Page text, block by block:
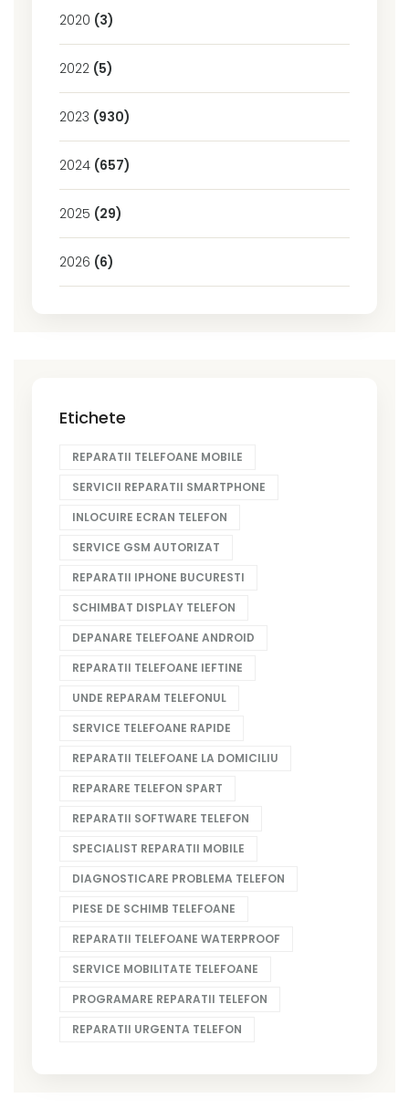
2020 (3)
2022 (5)
2023 (930)
2024 (657)
2025 (29)
2026 (6)
Etichete
REPARATII TELEFOANE MOBILE
SERVICII REPARATII SMARTPHONE
INLOCUIRE ECRAN TELEFON
SERVICE GSM AUTORIZAT
REPARATII IPHONE BUCURESTI
SCHIMBAT DISPLAY TELEFON
DEPANARE TELEFOANE ANDROID
REPARATII TELEFOANE IEFTINE
UNDE REPARAM TELEFONUL
SERVICE TELEFOANE RAPIDE
REPARATII TELEFOANE LA DOMICILIU
REPARARE TELEFON SPART
REPARATII SOFTWARE TELEFON
SPECIALIST REPARATII MOBILE
DIAGNOSTICARE PROBLEMA TELEFON
PIESE DE SCHIMB TELEFOANE
REPARATII TELEFOANE WATERPROOF
SERVICE MOBILITATE TELEFOANE
PROGRAMARE REPARATII TELEFON
REPARATII URGENTA TELEFON